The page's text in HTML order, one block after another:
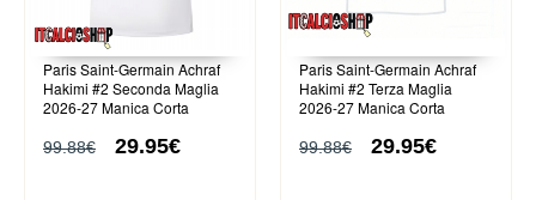
Paris Saint-Germain Achraf
Hakimi #2 Seconda Maglia
2026-27 Manica Corta
99.88€ 29.95€
Paris Saint-Germain Achraf
Hakimi #2 Terza Maglia
2026-27 Manica Corta
99.88€ 29.95€